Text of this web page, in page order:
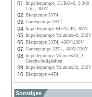
01.
Impellerpumpe, EURO40, 9.300
Liter, 400V
02. Bierpumpe 55T4
03. Gartenpumpe 55T4
04. Impellerpumpe MENC40, 400V
05. Impellerpumpe Volumex40, 230V
06. Bierpumpe 33T4, 400V/230V
07. Gartenpumpe 33T4, 400V/230V
08. Impellerpumpe Volumex30, 2
Geschwindigkeiten
09. Impellerpumpe Volumex30, 230V
10. Bierpumpe 44T4
Sonstiges